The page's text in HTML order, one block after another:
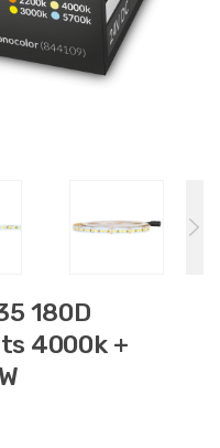
180D
4000k +